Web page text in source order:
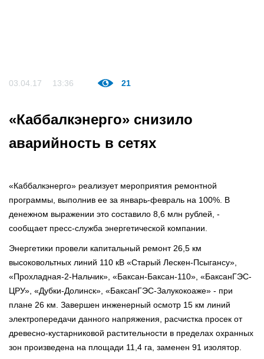
03.04.17 13:36 21
«Каббалкэнерго» снизило
аварийность в сетях
«Каббалкэнерго» реализует мероприятия ремонтной
программы, выполнив ее за январь-февраль на 100%. В
денежном выражении это составило 8,6 млн рублей, -
сообщает пресс-служба энергетической компании.
Энергетики провели капитальный ремонт 26,5 км
высоковольтных линий 110 кВ «Старый Лескен-Псыгансу»,
«Прохладная-2-Нальчик», «Баксан-Баксан-110», «БаксанГЭС-
ЦРУ», «Дубки-Долинск», «БаксанГЭС-Залукокоаже» - при
плане 26 км. Завершен инженерный осмотр 15 км линий
электропередачи данного напряжения, расчистка просек от
древесно-кустарниковой растительности в пределах охранных
зон произведена на площади 11,4 га, заменен 91 изолятор.